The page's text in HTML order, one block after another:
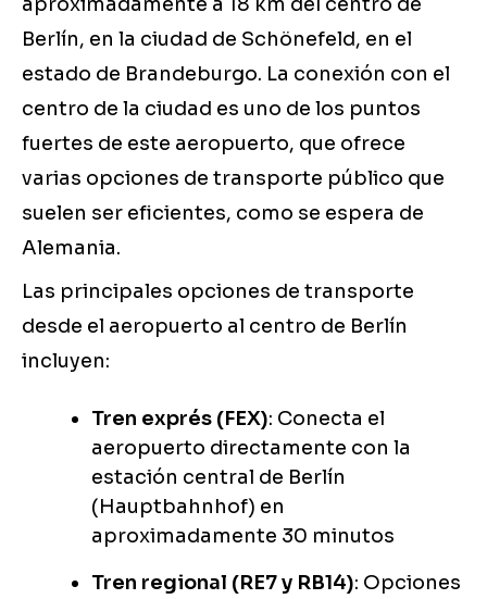
Berlín, en la ciudad de Schönefeld, en el
estado de Brandeburgo. La conexión con el
centro de la ciudad es uno de los puntos
fuertes de este aeropuerto, que ofrece
varias opciones de transporte público que
suelen ser eficientes, como se espera de
Alemania.
Las principales opciones de transporte
desde el aeropuerto al centro de Berlín
incluyen:
Tren exprés (FEX): Conecta el
aeropuerto directamente con la
estación central de Berlín
(Hauptbahnhof) en
aproximadamente 30 minutos
Tren regional (RE7 y RB14): Opciones